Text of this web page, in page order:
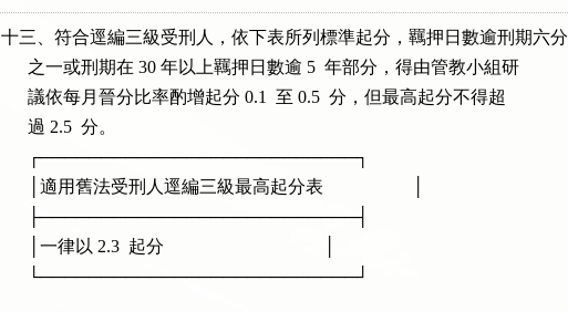
十三、符合逕編三級受刑人，依下表所列標準起分，羈押日數逾刑期六分
      之一或刑期在 30 年以上羈押日數逾 5  年部分，得由管教小組研
      議依每月晉分比率酌增起分 0.1  至 0.5  分，但最高起分不得超
      過 2.5  分。
      ┌──────────────────────────┐
      │適用舊法受刑人逕編三級最高起分表                    │
      ├──────────────────────────┤
      │一律以 2.3  起分                                    │
      └──────────────────────────┘